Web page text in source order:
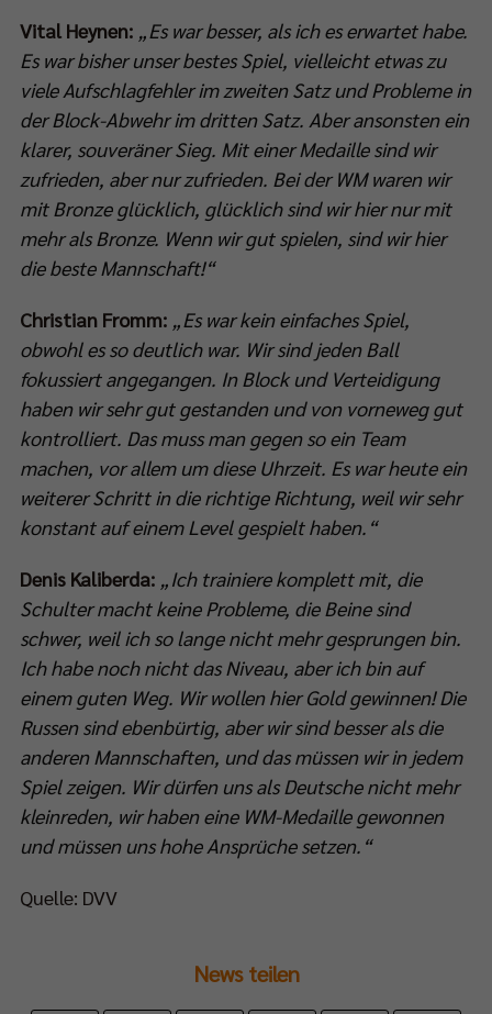
Vital Heynen: „Es war besser, als ich es erwartet habe.
Es war bisher unser bestes Spiel, vielleicht etwas zu
viele Aufschlagfehler im zweiten Satz und Probleme in
der Block-Abwehr im dritten Satz. Aber ansonsten ein
klarer, souveräner Sieg. Mit einer Medaille sind wir
zufrieden, aber nur zufrieden. Bei der WM waren wir
mit Bronze glücklich, glücklich sind wir hier nur mit
mehr als Bronze. Wenn wir gut spielen, sind wir hier
die beste Mannschaft!“
Christian Fromm: „Es war kein einfaches Spiel,
obwohl es so deutlich war. Wir sind jeden Ball
fokussiert angegangen. In Block und Verteidigung
haben wir sehr gut gestanden und von vorneweg gut
kontrolliert. Das muss man gegen so ein Team
machen, vor allem um diese Uhrzeit. Es war heute ein
weiterer Schritt in die richtige Richtung, weil wir sehr
konstant auf einem Level gespielt haben.“
Denis Kaliberda: „Ich trainiere komplett mit, die
Schulter macht keine Probleme, die Beine sind
schwer, weil ich so lange nicht mehr gesprungen bin.
Ich habe noch nicht das Niveau, aber ich bin auf
einem guten Weg. Wir wollen hier Gold gewinnen! Die
Russen sind ebenbürtig, aber wir sind besser als die
anderen Mannschaften, und das müssen wir in jedem
Spiel zeigen. Wir dürfen uns als Deutsche nicht mehr
kleinreden, wir haben eine WM-Medaille gewonnen
und müssen uns hohe Ansprüche setzen.“
Quelle: DVV
News teilen